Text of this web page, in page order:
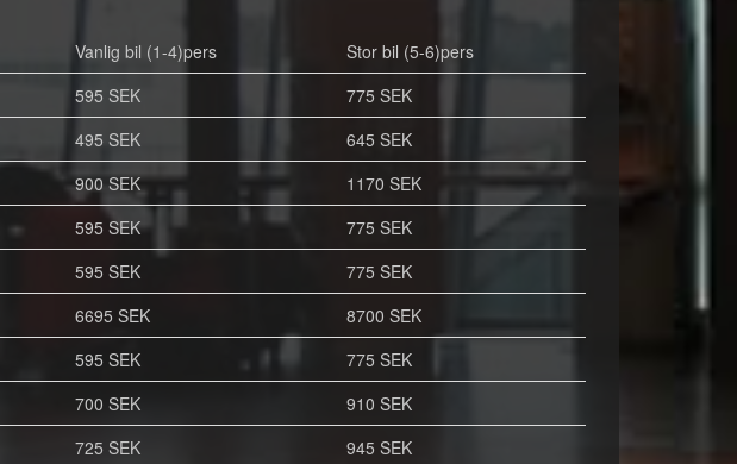
Vanlig bil (1-4)pers
Stor bil (5-6)pers
595 SEK
775 SEK
495 SEK
645 SEK
900 SEK
1170 SEK
595 SEK
775 SEK
595 SEK
775 SEK
6695 SEK
8700 SEK
595 SEK
775 SEK
700 SEK
910 SEK
725 SEK
945 SEK